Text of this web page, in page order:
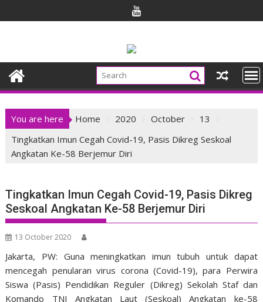
to
You are here Home 2020 October
13
Tingkatkan Imun Cegah Covid-19, Pasis Dikreg Seskoal
Angkatan Ke-58 Berjemur Diri
Tingkatkan Imun Cegah Covid-19, Pasis Dikreg
Seskoal Angkatan Ke-58 Berjemur Diri
13 October 2020
Jakarta, PW: Guna meningkatkan imun tubuh untuk dapat
mencegah penularan virus corona (Covid-19), para Perwira
Siswa (Pasis) Pendidikan Reguler (Dikreg) Sekolah Staf dan
Komando TNI Angkatan Laut (Seskoal) Angkatan ke-58